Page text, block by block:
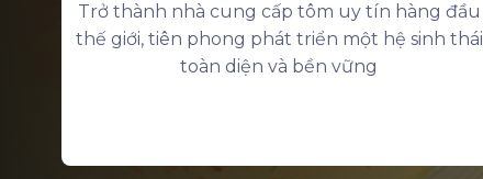
Trở thành nhà cung cấp tôm uy tín hàng đầu
thế giới, tiên phong phát triển một hệ sinh thái
toàn diện và bền vững